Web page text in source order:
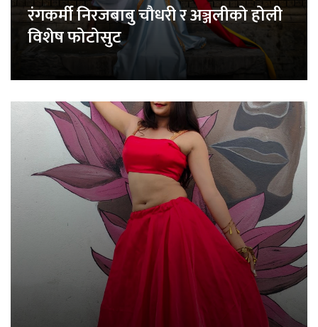
रंगकर्मी निरजबाबु चौधरी र अञ्जलीको होली
विशेष फोटोसुट